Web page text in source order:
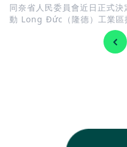
同奈省人民委員會近日正式
動 Long Đức（隆德）工業區
快完善基礎建設，迎接 隆城
擴充工業用地，以滿足國內